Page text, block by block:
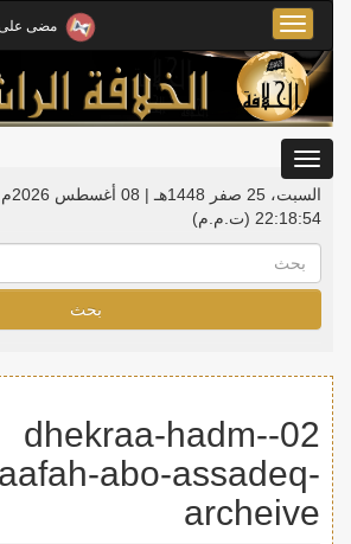
مضى على
Toggle
navigation
السبت، 25 صفر 1448هـ | 08 أغسطس 2026م |
22:18:54 (ت.م.م)
بحث
02-dhekraa-hadm-
abo-assadeq-
archeive